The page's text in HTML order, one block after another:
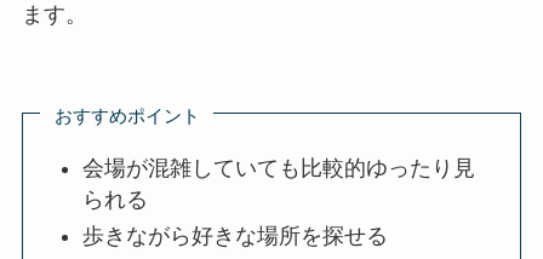
ます。
おすすめポイント
会場が混雑していても比較的ゆったり見
られる
歩きながら好きな場所を探せる